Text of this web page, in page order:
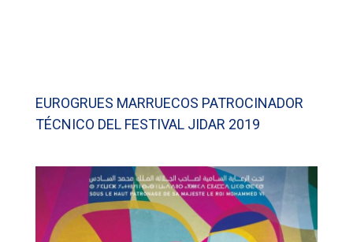
EUROGRUES MARRUECOS PATROCINADOR
TÉCNICO DEL FESTIVAL JIDAR 2019